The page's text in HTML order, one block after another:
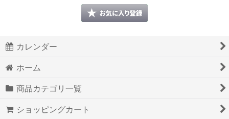
カレンダー
ホーム
商品カテゴリ一覧
ショッピングカート